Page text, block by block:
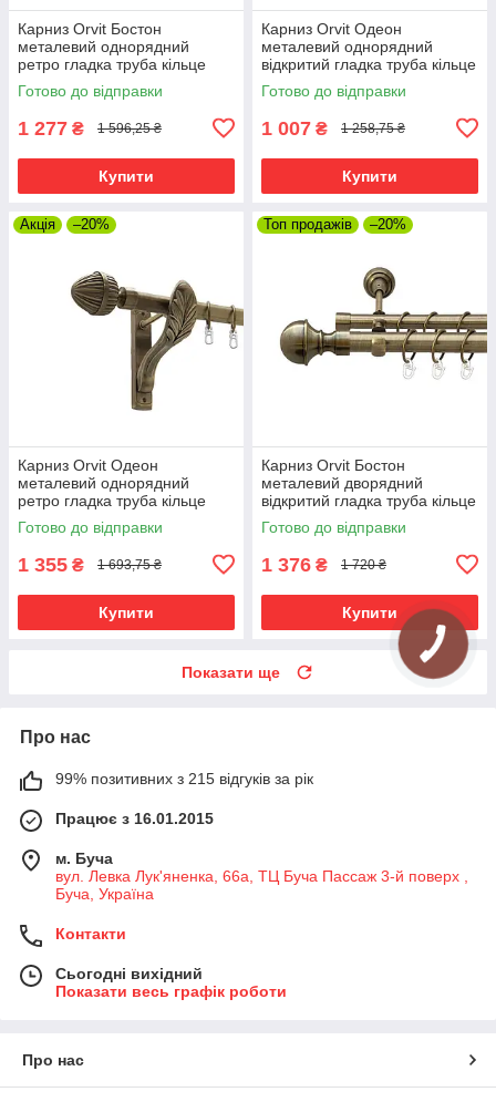
Карниз Orvit Бостон
металевий однорядний
ретро гладка труба кільце
металеве Антик 25 мм 300
см (00-00010273)
Готово до відправки
1 277 ₴ 1 596,25 ₴
Купити
Карниз Orvit Одеон
металевий однорядний
відкритий гладка труба кільце
металеве Антик 25 мм 300
см (00-00010165)
Готово до відправки
1 007 ₴ 1 258,75 ₴
Купити
Акція –20%
Карниз Orvit Одеон
металевий однорядний
ретро гладка труба кільце
металеве Антик 25 мм 300
см (00-00010277)
Готово до відправки
1 355 ₴ 1 693,75 ₴
Купити
Топ продажів –20%
Карниз Orvit Бостон
металевий дворядний
відкритий гладка труба кільце
металеве Антик 25\19 мм 300
см (00-00010253)
Готово до відправки
1 376 ₴ 1 720 ₴
Купити
Показати ще
Про нас
99% позитивних з 215 відгуків за рік
Працює з 16.01.2015
м. Буча
вул. Левка Лук'яненка, 66а, ТЦ Буча Пассаж 3-й поверх ,
Буча, Україна
Контакти
Сьогодні вихідний
Показати весь графік роботи
Про нас